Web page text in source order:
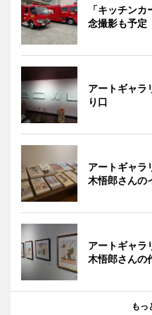
「キッチン
念撮影も予定
アートギャラ
り口
アートギャラ
木悟郎さんの
アートギャラ
木悟郎さんの
もっ